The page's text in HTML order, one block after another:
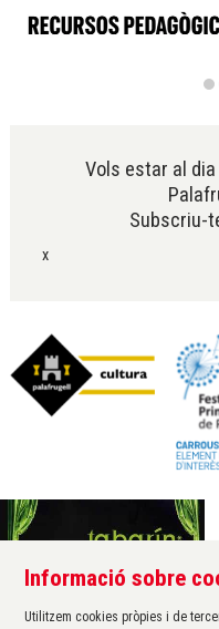
Vols estar al
Subscriu-
x
Àrea de cultura de
Carrer Santa Margarida, 1
Informació sobre
Utilitzem cookies pròpies i de